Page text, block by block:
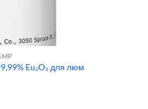
Eu₂O₃ для люм